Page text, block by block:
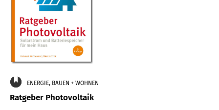
ENERGIE, BAUEN + WOHNEN
Ratgeber Photovoltaik